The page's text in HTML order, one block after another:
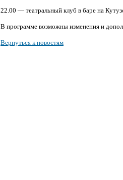
22.00 — театральный клуб в баре на
В программе возможны изменения и
Вернуться к новостям